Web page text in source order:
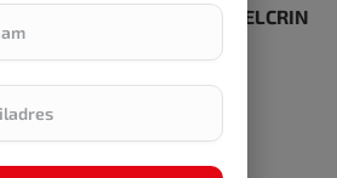
hoger PCR-gehalte LNP ELCRIN